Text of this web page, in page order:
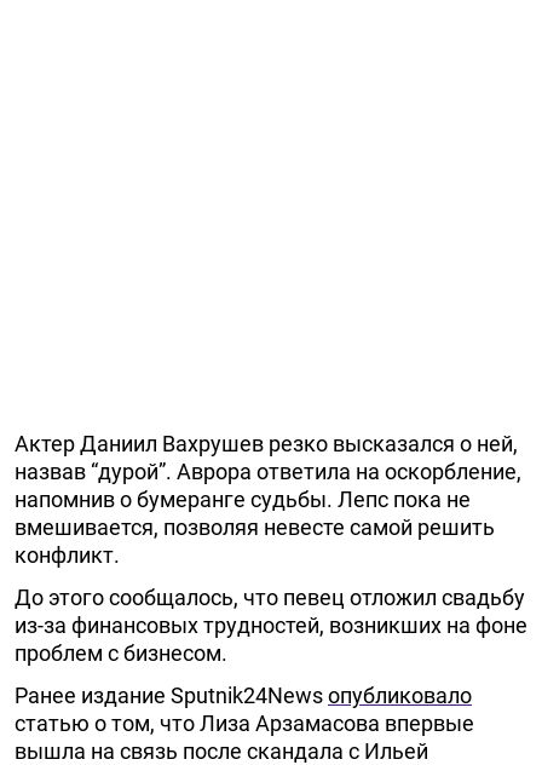
Актер Даниил Вахрушев резко высказался о ней,
назвав “дурой”. Аврора ответила на оскорбление,
напомнив о бумеранге судьбы. Лепс пока не
вмешивается, позволяя невесте самой решить
конфликт.
До этого сообщалось, что певец отложил свадьбу
из-за финансовых трудностей, возникших на фоне
проблем с бизнесом.
Ранее издание Sputnik24Newsопубликовало
статью о том, что Лиза Арзамасова впервые
вышла на связь после скандала с Ильей